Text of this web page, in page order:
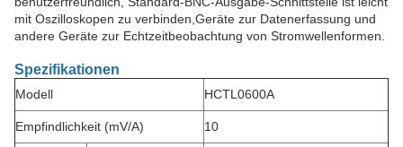
mit Oszilloskopen zu verbinden,Geräte zur Datenerfassung und
andere Geräte zur Echtzeitbeobachtung von Stromwellenformen.
Spezifikationen
Modell HCTL0600A
Empfindlichkeit (mV/A) 10